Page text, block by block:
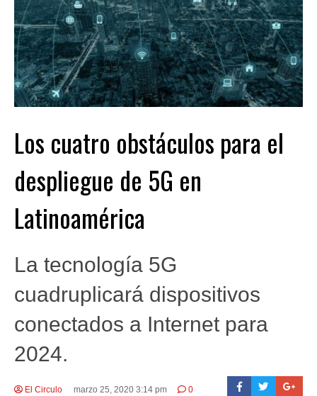
Los cuatro obstáculos para el
despliegue de 5G en
Latinoamérica
La tecnología 5G
cuadruplicará dispositivos
conectados a Internet para
2024.
El Circulo marzo 25, 2020 3:14 pm 0